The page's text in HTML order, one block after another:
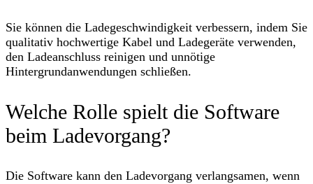
Sie können die Ladegeschwindigkeit verbessern, indem Sie
qualitativ hochwertige Kabel und Ladegeräte verwenden,
den Ladeanschluss reinigen und unnötige
Hintergrundanwendungen schließen.
Welche Rolle spielt die Software
beim Ladevorgang?
Die Software kann den Ladevorgang verlangsamen, wenn